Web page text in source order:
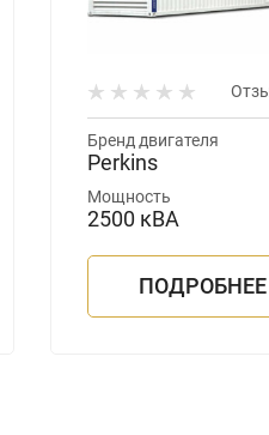
Бренд двигателя
Perkins
Мощность
2500 кВА
ПОДРОБНЕЕ